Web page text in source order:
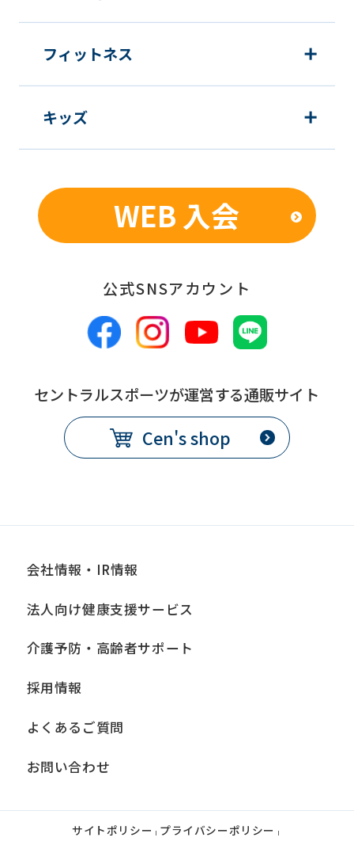
フィットネス
キッズ
WEB 入会
公式SNSアカウント
セントラルスポーツが運営する通販サイト
Cen's shop
会社情報・IR情報
法人向け健康支援サービス
介護予防・高齢者サポート
採用情報
よくあるご質問
お問い合わせ
サイトポリシー | プライバシーポリシー |